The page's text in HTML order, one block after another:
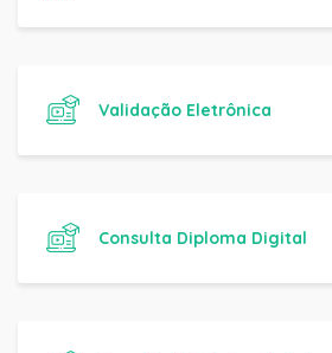
Validação Eletrônica
Consulta Diploma Digital